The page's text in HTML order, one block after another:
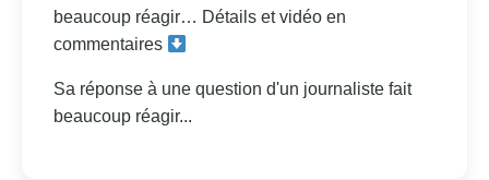
beaucoup réagir… Détails et vidéo en
commentaires
Sa réponse à une question d'un journaliste fait
beaucoup réagir...